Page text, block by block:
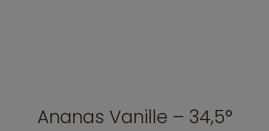
Ananas Vanille – 34,5°